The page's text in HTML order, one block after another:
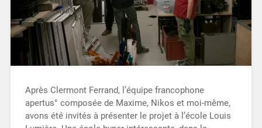
Après Clermont Ferrand, l’équipe francophone
apertus° composée de Maxime, Nikos et moi-même,
avons été invités à présenter le projet à l’école Louis